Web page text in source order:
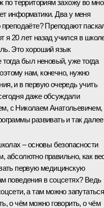
территориям захожу во
информатики. Два у меня
Преподают
я 20 лет назад учился в
Это хороший язык
был неновый, уже тогда
нам, конечно, нужно
и в первую очередь учить
даже обсуждали
с Николаем Анатольевичем,
развивать и так
– основы безопасности
абсолютно правильно, как
первую медицинскую
поведения в соцсетях? Ведь
а там можно
о чём можно говорить, о чём